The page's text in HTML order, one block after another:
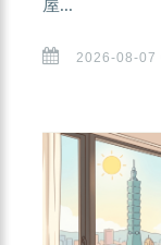
屋...
2026-08-07